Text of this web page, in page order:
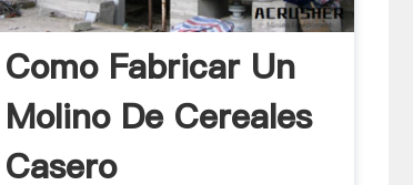
Como Fabricar Un
Molino De Cereales
Casero